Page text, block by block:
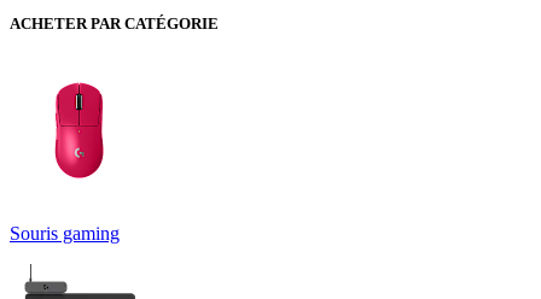
ACHETER PAR CATÉGORIE
Souris gaming